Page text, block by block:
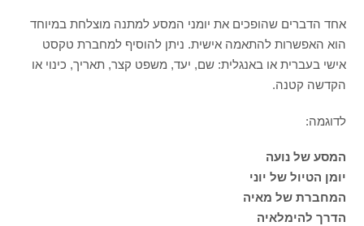
אחד הדברים שהופכים את יומני המסע למתנה מוצלחת במיוחד
הוא האפשרות להתאמה אישית. ניתן להוסיף למחברת טקסט
אישי בעברית או באנגלית: שם, יעד, משפט קצר, תאריך, כינוי או
הקדשה קטנה.
לדוגמה:
המסע של נועה
יומן הטיול של יוני
המחברת של מאיה
הדרך להימלאיה